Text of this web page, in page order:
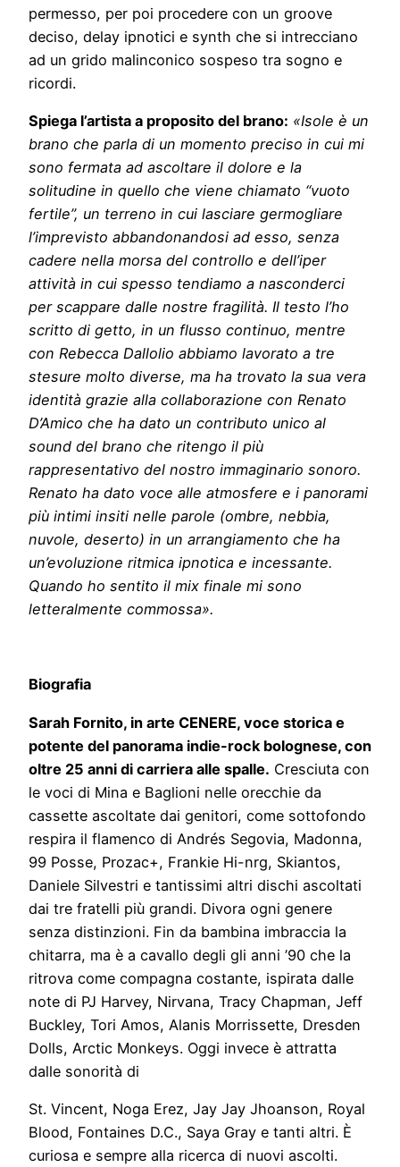
permesso, per poi procedere con un groove
deciso, delay ipnotici e synth che si intrecciano
ad un grido malinconico sospeso tra sogno e
ricordi.
Spiega l’artista a proposito del brano: «Isole è un
brano che parla di un momento preciso in cui mi
sono fermata ad ascoltare il dolore e la
solitudine in quello che viene chiamato “vuoto
fertile”, un terreno in cui lasciare germogliare
l’imprevisto abbandonandosi ad esso, senza
cadere nella morsa del controllo e dell’iper
attività in cui spesso tendiamo a nasconderci
per scappare dalle nostre fragilità. Il testo l’ho
scritto di getto, in un flusso continuo, mentre
con Rebecca Dallolio abbiamo lavorato a tre
stesure molto diverse, ma ha trovato la sua vera
identità grazie alla collaborazione con Renato
D’Amico che ha dato un contributo unico al
sound del brano che ritengo il più
rappresentativo del nostro immaginario sonoro.
Renato ha dato voce alle atmosfere e i panorami
più intimi insiti nelle parole (ombre, nebbia,
nuvole, deserto) in un arrangiamento che ha
un’evoluzione ritmica ipnotica e incessante.
Quando ho sentito il mix finale mi sono
letteralmente commossa».
Biografia
Sarah Fornito, in arte CENERE, voce storica e
potente del panorama indie-rock bolognese, con
oltre 25 anni di carriera alle spalle. Cresciuta con
le voci di Mina e Baglioni nelle orecchie da
cassette ascoltate dai genitori, come sottofondo
respira il flamenco di Andrés Segovia, Madonna,
99 Posse, Prozac+, Frankie Hi-nrg, Skiantos,
Daniele Silvestri e tantissimi altri dischi ascoltati
dai tre fratelli più grandi. Divora ogni genere
senza distinzioni. Fin da bambina imbraccia la
chitarra, ma è a cavallo degli gli anni ’90 che la
ritrova come compagna costante, ispirata dalle
note di PJ Harvey, Nirvana, Tracy Chapman, Jeff
Buckley, Tori Amos, Alanis Morrissette, Dresden
Dolls, Arctic Monkeys. Oggi invece è attratta
dalle sonorità di
St. Vincent, Noga Erez, Jay Jay Jhoanson, Royal
Blood, Fontaines D.C., Saya Gray e tanti altri. È
curiosa e sempre alla ricerca di nuovi ascolti.